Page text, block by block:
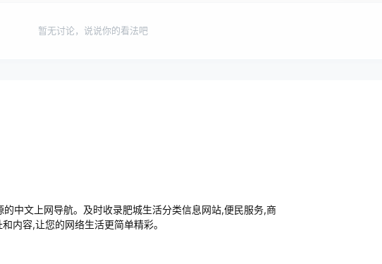
暂无讨论，说说你的看法吧
中文上网导航。及时收录肥城生活分类信息网站,便民服务,商
内容,让您的网络生活更简单精彩。